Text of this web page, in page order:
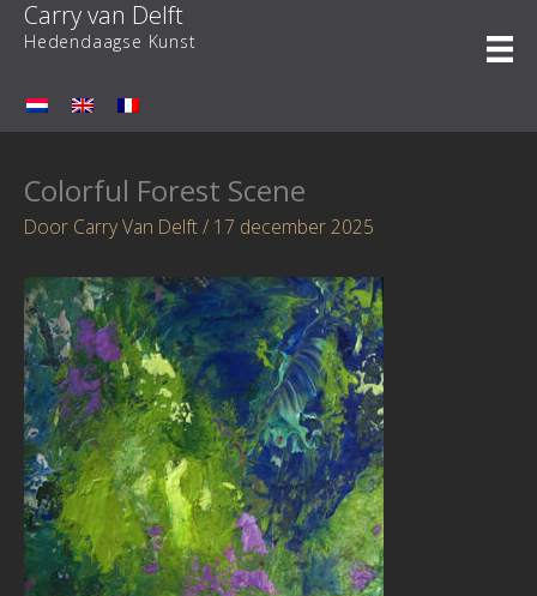
naar
inhoud
Carry van Delft
Hedendaagse Kunst
Colorful Forest Scene
Door Carry Van Delft/ 17 december 2025